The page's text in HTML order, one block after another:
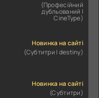
(Професійний
дубльований |
CineType)
Новинка на сайті
(Субтитри | destiny)
Новинка на сайті
(Субтитри)